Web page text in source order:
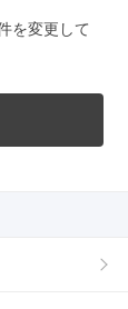
を変更して